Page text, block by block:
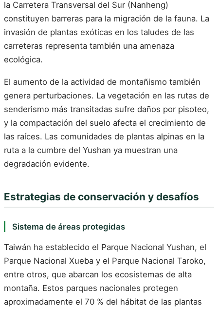
la Carretera Transversal del Sur (Nanheng)
constituyen barreras para la migración de la fauna. La
invasión de plantas exóticas en los taludes de las
carreteras representa también una amenaza
ecológica.
El aumento de la actividad de montañismo también
genera perturbaciones. La vegetación en las rutas de
senderismo más transitadas sufre daños por pisoteo,
y la compactación del suelo afecta el crecimiento de
las raíces. Las comunidades de plantas alpinas en la
ruta a la cumbre del Yushan ya muestran una
degradación evidente.
Estrategias de conservación y desafíos
Sistema de áreas protegidas
Taiwán ha establecido el Parque Nacional Yushan, el
Parque Nacional Xueba y el Parque Nacional Taroko,
entre otros, que abarcan los ecosistemas de alta
montaña. Estos parques nacionales protegen
aproximadamente el 70 % del hábitat de las plantas